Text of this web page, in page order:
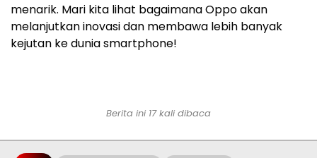
menarik. Mari kita lihat bagaimana Oppo akan
melanjutkan inovasi dan membawa lebih banyak
kejutan ke dunia smartphone!
Berita ini 17 kali dibaca